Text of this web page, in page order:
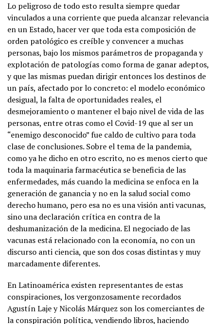
Lo peligroso de todo esto resulta siempre quedar
vinculados a una corriente que pueda alcanzar relevancia
en un Estado, hacer ver que toda esta composición de
orden patológico es creíble y convencer a muchas
personas, bajo los mismos parámetros de propaganda y
explotación de patologías como forma de ganar adeptos,
y que las mismas puedan dirigir entonces los destinos de
un país, afectado por lo concreto: el modelo económico
desigual, la falta de oportunidades reales, el
desmejoramiento o mantener el bajo nivel de vida de las
personas, entre otras como el Covid-19 que al ser un
“enemigo desconocido” fue caldo de cultivo para toda
clase de conclusiones. Sobre el tema de la pandemia,
como ya he dicho en otro escrito, no es menos cierto que
toda la maquinaria farmacéutica se beneficia de las
enfermedades, más cuando la medicina se enfoca en la
generación de ganancia y no en la salud social como
derecho humano, pero esa no es una visión anti vacunas,
sino una declaración crítica en contra de la
deshumanización de la medicina. El negociado de las
vacunas está relacionado con la economía, no con un
discurso anti ciencia, que son dos cosas distintas y muy
marcadamente diferentes.
En Latinoamérica existen representantes de estas
conspiraciones, los vergonzosamente recordados
Agustín Laje y Nicolás Márquez son los comerciantes de
la conspiración política, vendiendo libros, haciendo